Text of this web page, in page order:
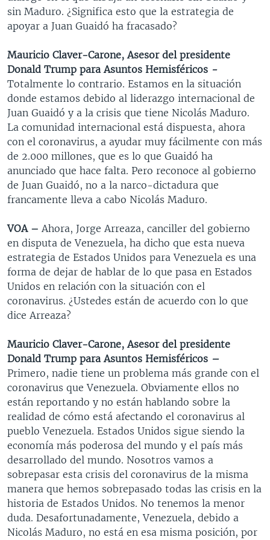
sin Maduro. ¿Significa esto que la estrategia de
apoyar a Juan Guaidó ha fracasado?
Mauricio Claver-Carone, Asesor del presidente
Donald Trump para Asuntos Hemisféricos -
Totalmente lo contrario. Estamos en la situación
donde estamos debido al liderazgo internacional de
Juan Guaidó y a la crisis que tiene Nicolás Maduro.
La comunidad internacional está dispuesta, ahora
con el coronavirus, a ayudar muy fácilmente con más
de 2.000 millones, que es lo que Guaidó ha
anunciado que hace falta. Pero reconoce al gobierno
de Juan Guaidó, no a la narco-dictadura que
francamente lleva a cabo Nicolás Maduro.
VOA – Ahora, Jorge Arreaza, canciller del gobierno
en disputa de Venezuela, ha dicho que esta nueva
estrategia de Estados Unidos para Venezuela es una
forma de dejar de hablar de lo que pasa en Estados
Unidos en relación con la situación con el
coronavirus. ¿Ustedes están de acuerdo con lo que
dice Arreaza?
Mauricio Claver-Carone, Asesor del presidente
Donald Trump para Asuntos Hemisféricos –
Primero, nadie tiene un problema más grande con el
coronavirus que Venezuela. Obviamente ellos no
están reportando y no están hablando sobre la
realidad de cómo está afectando el coronavirus al
pueblo Venezuela. Estados Unidos sigue siendo la
economía más poderosa del mundo y el país más
desarrollado del mundo. Nosotros vamos a
sobrepasar esta crisis del coronavirus de la misma
manera que hemos sobrepasado todas las crisis en la
historia de Estados Unidos. No tenemos la menor
duda. Desafortunadamente, Venezuela, debido a
Nicolás Maduro, no está en esa misma posición, por